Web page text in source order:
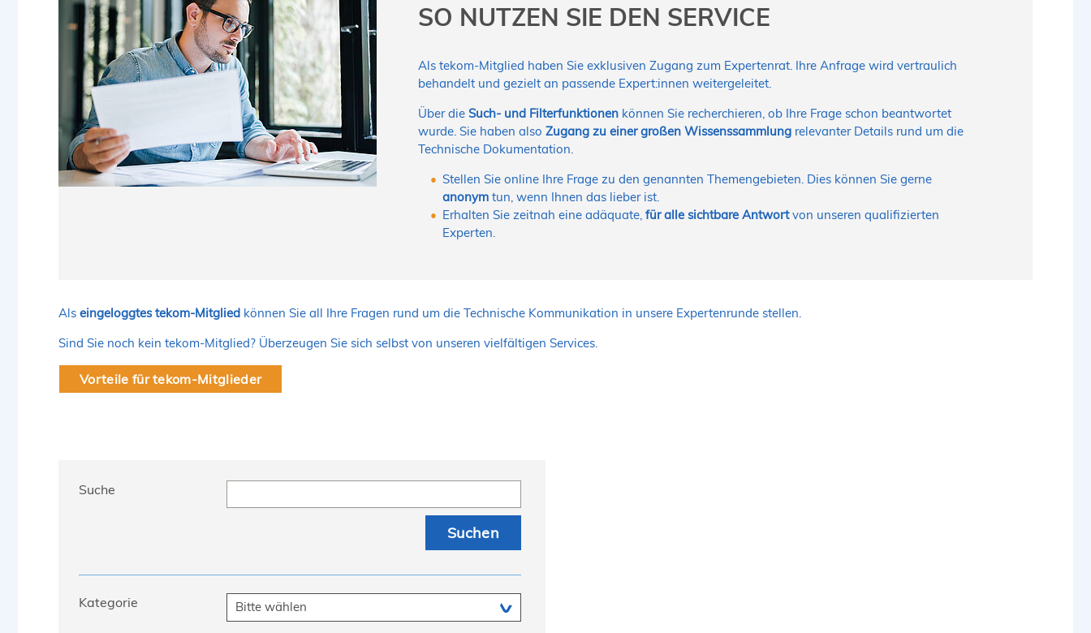
SO NUTZEN SIE DEN SERVICE
Als tekom-Mitglied haben Sie exklusiven Zugang zum Expertenrat. Ihre Anfrage wird vertraulich
behandelt und gezielt an passende Expert:innen weitergeleitet.
Über die Such- und Filterfunktionen können Sie recherchieren, ob Ihre Frage schon beantwortet
wurde. Sie haben alsoZugang zu einer großen Wissenssammlung relevanter Details rund um die
Technische Dokumentation.
Stellen Sie online Ihre Frage zu den genannten Themengebieten. Dies können Sie gerne
anonym tun, wenn Ihnen das lieber ist.
Erhalten Sie zeitnah eine adäquate,für alle sichtbare Antwortvon unseren qualifizierten
Experten.
Als eingeloggtes tekom-Mitglied können Sie all Ihre Fragen rund um die Technische Kommunikation in unsere Expertenrunde stellen.
Sind Sie noch kein tekom-Mitglied? Überzeugen Sie sich selbst von unseren vielfältigen Services.
Vorteile für tekom-Mitglieder
Suche
Kategorie